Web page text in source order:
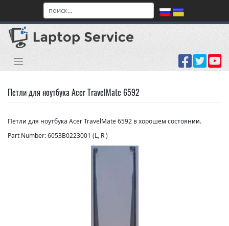
content
Петли для ноутбука Acer TravelMate 6592
Петли для ноутбука Acer TravelMate 6592 в хорошем состоянии.
Part Number: 6053B0223001 (L, R )